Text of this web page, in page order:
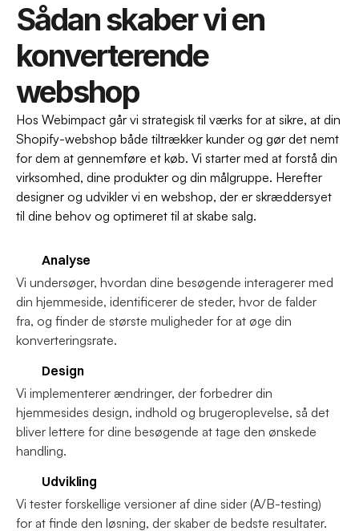
Sådan skaber vi en
konverterende
webshop
Hos Webimpact går vi strategisk til værks for at sikre, at din
Shopify-webshop både tiltrækker kunder og gør det nemt
for dem at gennemføre et køb. Vi starter med at forstå din
virksomhed, dine produkter og din målgruppe. Herefter
designer og udvikler vi en webshop, der er skræddersyet
til dine behov og optimeret til at skabe salg.
Analyse
Vi undersøger, hvordan dine besøgende interagerer med
din hjemmeside, identificerer de steder, hvor de falder
fra, og finder de største muligheder for at øge din
konverteringsrate.
Design
Vi implementerer ændringer, der forbedrer din
hjemmesides design, indhold og brugeroplevelse, så det
bliver lettere for dine besøgende at tage den ønskede
handling.
Udvikling
Vi tester forskellige versioner af dine sider (A/B-testing)
for at finde den løsning, der skaber de bedste resultater.